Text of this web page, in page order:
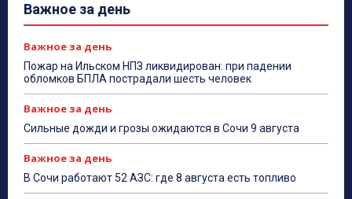
Важное за день
Важное за день
Пожар на Ильском НПЗ ликвидирован: при падении
обломков БПЛА пострадали шесть человек
Важное за день
Сильные дожди и грозы ожидаются в Сочи 9 августа
Важное за день
В Сочи работают 52 АЗС: где 8 августа есть топливо